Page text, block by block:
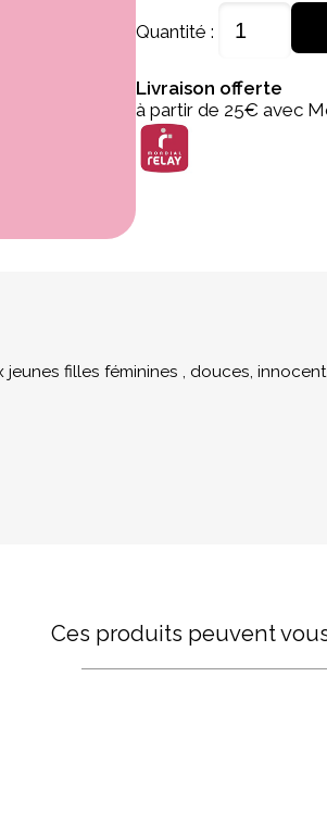
Quantité :
Livraison offerte
à partir de 25€ avec
filles féminines , douces,
Ces produits peuvent